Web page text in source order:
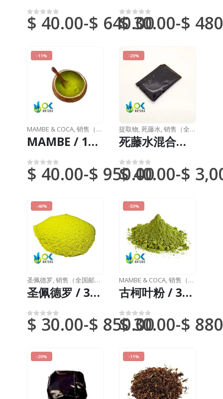
0满分 5 分
$ 40.00-$ 640.00
0满分 5 分
$30.00-$
-11%
MAMBE & COCA,销售（全国邮件）
MAMBE / 10公斤时30克 / - 古柯叶 + 醋酸纤维灰
0满分 5 分
$ 40.00-$ 950.00
-20%
提取物,死藤水,销售（全国邮件）
死藤水混合膏 / 10克，每公斤 - [Ayahuasca + Chacruna +/- Chaliponga] / 死藤水藤 - Yage - 100% 纯
0满分 5 分
$40.00-$
-40%
圣佩德罗,销售（全国邮件）
圣佩德罗 / 30克，10公斤 / -（Trichocereus / Echinopsis pachanoi）Wachuma - 仙人掌粉
0满分 5 分
$ 30.00-$ 850.00
-33%
MAMBE & COCA,销售（全国邮件）
古柯叶粉 / 30克，2公斤 / - (Erythroxylum coca) (古柯） - 古柯茶
0满分 5 分
$30.00-$
-20% -11%